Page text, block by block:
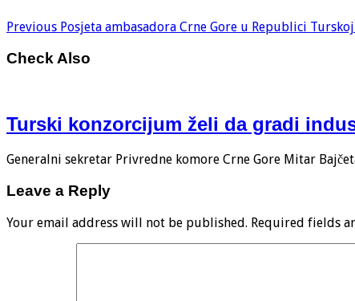
Previous Posjeta ambasadora Crne Gore u Republici
Check Also
Turski konzorcijum želi da gradi
Generalni sekretar Privredne komore Crne Gore Mitar
Leave a Reply
Your email address will not be published. Required fields